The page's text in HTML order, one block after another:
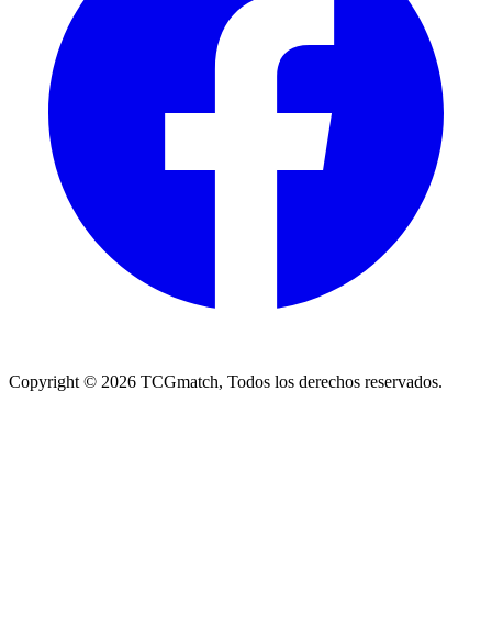
Copyright © 2026 TCGmatch, Todos los derechos reservados.